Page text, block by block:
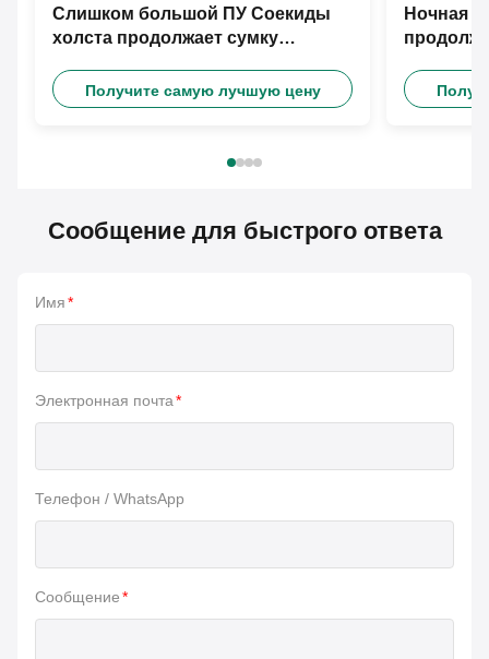
Слишком большой ПУ Соекиды
холста продолжает сумку
Получите самую лучшую цену
Ночная
Сообщение для быстрого ответа
Имя*
Электронная почта*
Телефон / WhatsApp
Сообщение*